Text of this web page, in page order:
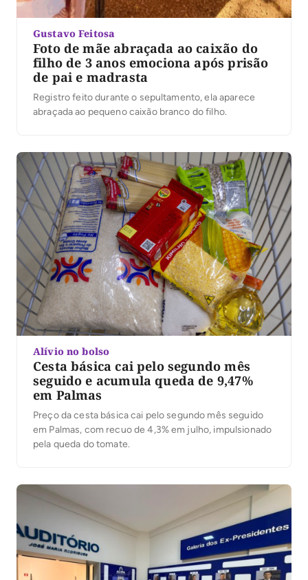
Gustavo Feitosa
Foto de mãe abraçada ao caixão do
filho de 3 anos emociona após prisão
de pai e madrasta
Registro feito durante o sepultamento, ela aparece
abraçada ao pequeno caixão branco do filho.
Alívio no bolso
Cesta básica cai pelo segundo mês
seguido e acumula queda de 9,47%
em Palmas
Preço da cesta básica cai pelo segundo mês seguido
em Palmas, com recuo de 4,3% em julho, impulsionado
pela queda do tomate.